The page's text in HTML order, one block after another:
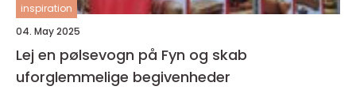
inspiration
04. May 2025
Lej en pølsevogn på Fyn og skab
uforglemmelige begivenheder